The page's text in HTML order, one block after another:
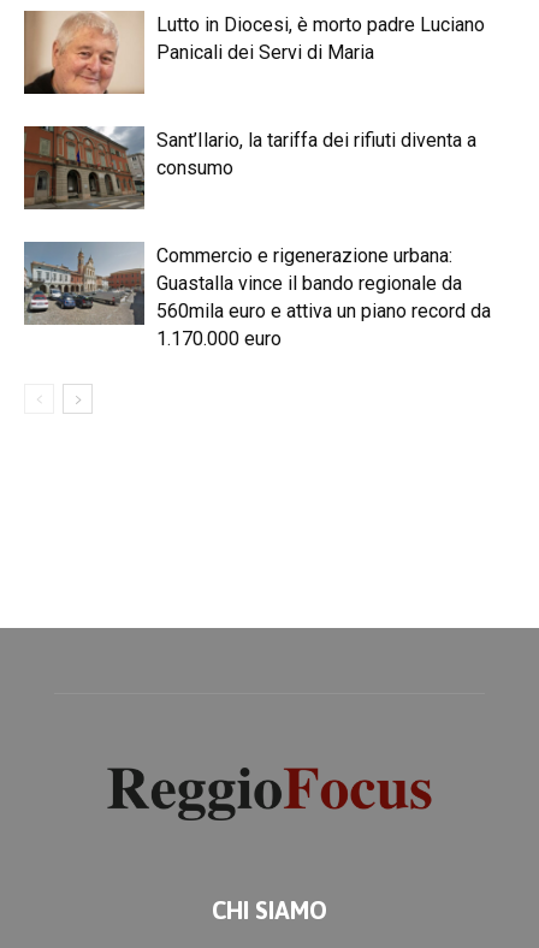
Lutto in Diocesi, è morto padre Luciano
Panicali dei Servi di Maria
Sant’Ilario, la tariffa dei rifiuti diventa a
consumo
Commercio e rigenerazione urbana:
Guastalla vince il bando regionale da
560mila euro e attiva un piano record da
1.170.000 euro
CHI SIAMO